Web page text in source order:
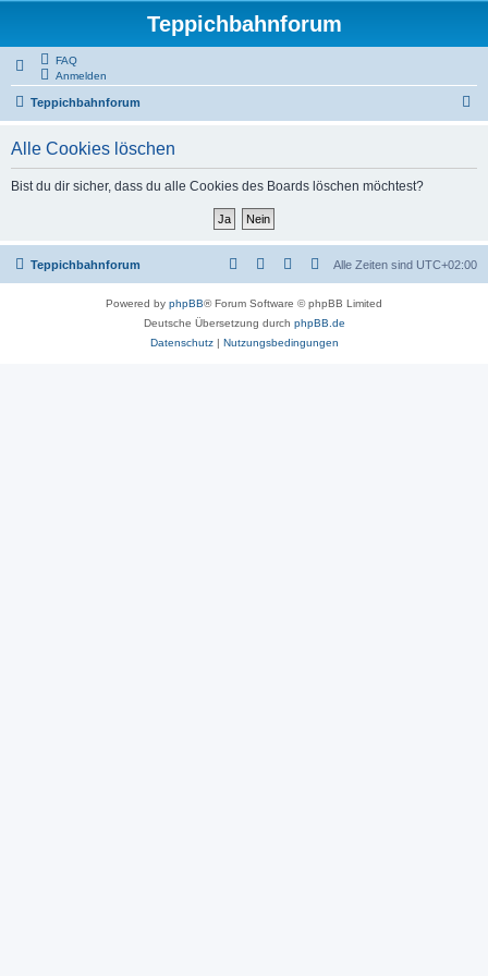
Teppichbahnforum
FAQ
Anmelden
Teppichbahnforum
Alle Cookies löschen
Bist du dir sicher, dass du alle Cookies des Boards löschen möchtest?
Teppichbahnforum Alle Zeiten sind UTC+02:00
Powered by phpBB® Forum Software © phpBB Limited
Deutsche Übersetzung durch phpBB.de
Datenschutz| Nutzungsbedingungen